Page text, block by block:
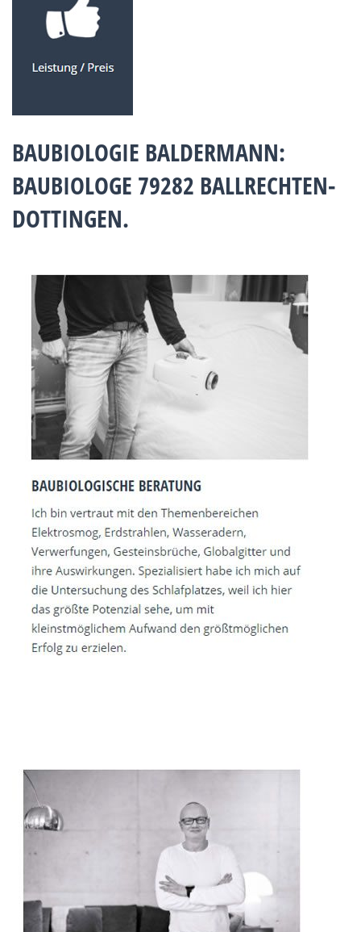
BAUBIOLOGIE BALDERMANN:
BAUBIOLOGE 79282 BALLRECHTEN-
DOTTINGEN.